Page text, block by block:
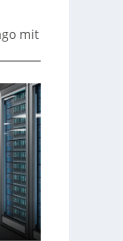
mit